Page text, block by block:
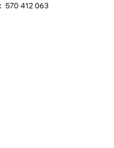
: 570 412 063